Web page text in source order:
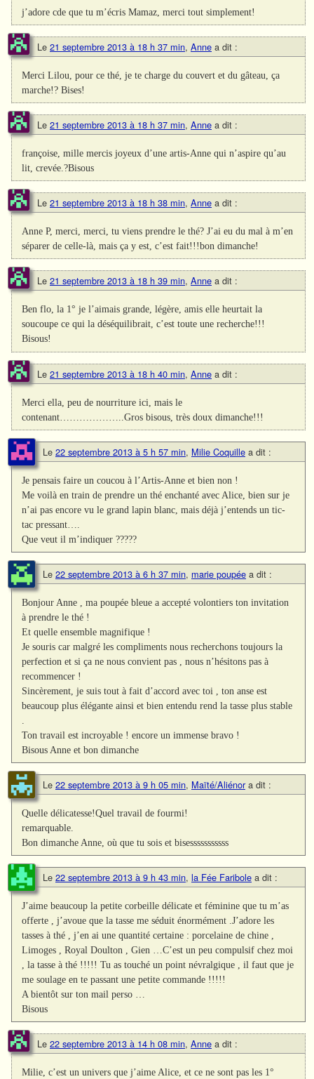
j’adore cde que tu m’écris Mamaz, merci tout simplement!
Le 21 septembre 2013 à 18 h 37 min, Anne a dit :
Merci Lilou, pour ce thé, je te charge du couvert et du gâteau, ça
marche!? Bises!
Le 21 septembre 2013 à 18 h 37 min, Anne a dit :
françoise, mille mercis joyeux d’une artis-Anne qui n’aspire qu’au
lit, crevée.?Bisous
Le 21 septembre 2013 à 18 h 38 min, Anne a dit :
Anne P, merci, merci, tu viens prendre le thé? J’ai eu du mal à m’en
séparer de celle-là, mais ça y est, c’est fait!!!bon dimanche!
Le 21 septembre 2013 à 18 h 39 min, Anne a dit :
Ben flo, la 1° je l’aimais grande, légère, amis elle heurtait la
soucoupe ce qui la déséquilibrait, c’est toute une recherche!!!
Bisous!
Le 21 septembre 2013 à 18 h 40 min, Anne a dit :
Merci ella, peu de nourriture ici, mais le
contenant………………..Gros bisous, très doux dimanche!!!
Le 22 septembre 2013 à 5 h 57 min, Milie Coquille a dit :
Je pensais faire un coucou à l’Artis-Anne et bien non !
Me voilà en train de prendre un thé enchanté avec Alice, bien sur je
n’ai pas encore vu le grand lapin blanc, mais déjà j’entends un tic-
tac pressant….
Que veut il m’indiquer ?????
Le 22 septembre 2013 à 6 h 37 min, marie poupée a dit :
Bonjour Anne , ma poupée bleue a accepté volontiers ton invitation
à prendre le thé !
Et quelle ensemble magnifique !
Je souris car malgré les compliments nous recherchons toujours la
perfection et si ça ne nous convient pas , nous n’hésitons pas à
recommencer !
Sincèrement, je suis tout à fait d’accord avec toi , ton anse est
beaucoup plus élégante ainsi et bien entendu rend la tasse plus stable
Ton travail est incroyable ! encore un immense bravo !
Bisous Anne et bon dimanche
Le 22 septembre 2013 à 9 h 05 min, Maïté/Aliénor a dit :
Quelle délicatesse!Quel travail de fourmi!
remarquable.
Bon dimanche Anne, où que tu sois et bisesssssssssss
Le 22 septembre 2013 à 9 h 43 min, la Fée Faribole a dit :
J’aime beaucoup la petite corbeille délicate et féminine que tu m’as
offerte , j’avoue que la tasse me séduit énormément .J’adore les
tasses à thé , j’en ai une quantité certaine : porcelaine de chine ,
Limoges , Royal Doulton , Gien …C’est un peu compulsif chez moi
, la tasse à thé !!!!! Tu as touché un point névralgique , il faut que je
me soulage en te passant une petite commande !!!!!
A bientôt sur ton mail perso …
Bisous
Le 22 septembre 2013 à 14 h 08 min, Anne a dit :
Milie, c’est un univers que j’aime Alice, et ce ne sont pas les 1°